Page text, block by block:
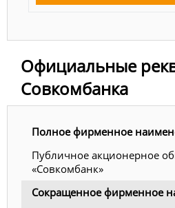
Официальные
Совкомбанка
Полное фирменное
Публичное акционерное
«Совкомбанк»
Сокращенное фирменное